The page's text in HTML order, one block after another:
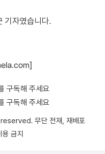
기자였습니다.
구독해 주세요
구독해 주세요
무단 전재, 재배포
금지